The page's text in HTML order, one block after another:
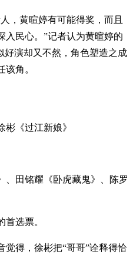
，黄暄婷有可能得奖，而且
入民心。”记者认为黄暄婷的
好演却又不然，角色塑造之成
角。
《过江新娘》
、田铭耀《卧虎藏鬼》、陈罗
选票。
觉得，徐彬把“哥哥”诠释得恰